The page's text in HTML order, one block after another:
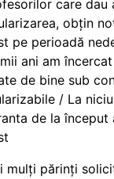
care dau
obțin
pe perioadă
ani am
de bine sub
/ La
de la început
mulți părinți